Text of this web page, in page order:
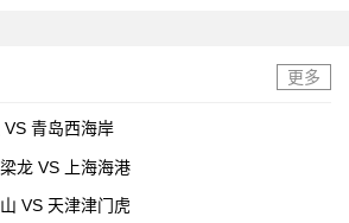
更多
青岛西海岸
龙 VS 上海海港
VS 天津津门虎